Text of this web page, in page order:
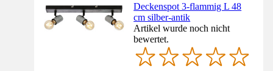
Deckenspot 3-flammig L 48
cm silber-antik
Artikel wurde noch nicht
bewertet.